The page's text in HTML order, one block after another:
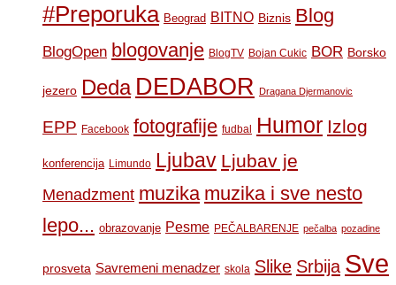
#Preporuka Beograd BITNO Biznis Blog
BlogOpen blogovanje BlogTV Bojan Cukic BOR Borsko
jezero Deda DEDABOR Dragana Djermanovic
EPP Facebook fotografije fudbal Humor Izlog
konferencija Limundo Ljubav Ljubav je
Menadzment muzika muzika i sve nesto
lepo... obrazovanje Pesme PEČALBARENJE pečalba pozadine
prosveta Savremeni menadzer skola Slike Srbija Sve